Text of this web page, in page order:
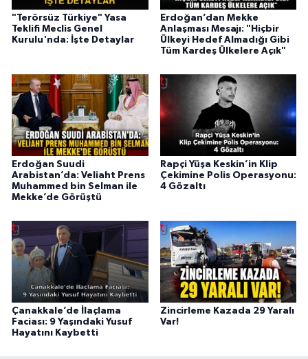
"Terörsüz Türkiye" Yasa
Teklifi Meclis Genel
Kurulu'nda: İşte Detaylar
Erdoğan’dan Mekke
Anlaşması Mesajı: "Hiçbir
Ülkeyi Hedef Almadığı Gibi
Tüm Kardeş Ülkelere Açık"
Erdoğan Suudi
Arabistan’da: Veliaht Prens
Muhammed bin Selman ile
Mekke’de Görüştü
Rapçi Yüşa Keskin’in Klip
Çekimine Polis Operasyonu:
4 Gözaltı
Çanakkale’de İlaçlama
Faciası: 9 Yaşındaki Yusuf
Hayatını Kaybetti
Zincirleme Kazada 29 Yaralı
Var!